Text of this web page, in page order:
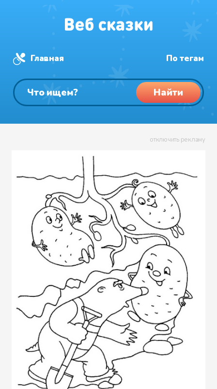
Главная По тегам
Найти
отключить рекламу